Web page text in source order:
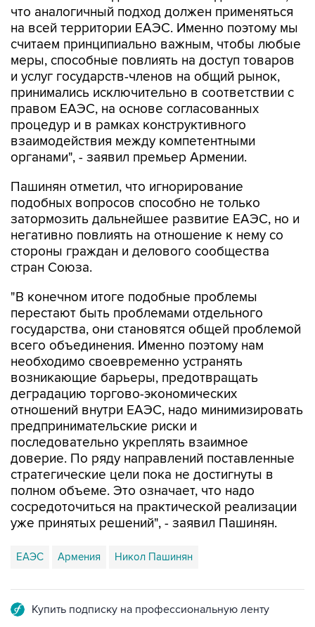
что аналогичный подход должен применяться
на всей территории ЕАЭС. Именно поэтому мы
считаем принципиально важным, чтобы любые
меры, способные повлиять на доступ товаров
и услуг государств-членов на общий рынок,
принимались исключительно в соответствии с
правом ЕАЭС, на основе согласованных
процедур и в рамках конструктивного
взаимодействия между компетентными
органами", - заявил премьер Армении.
Пашинян отметил, что игнорирование
подобных вопросов способно не только
затормозить дальнейшее развитие ЕАЭС, но и
негативно повлиять на отношение к нему со
стороны граждан и делового сообщества
стран Союза.
"В конечном итоге подобные проблемы
перестают быть проблемами отдельного
государства, они становятся общей проблемой
всего объединения. Именно поэтому нам
необходимо своевременно устранять
возникающие барьеры, предотвращать
деградацию торгово-экономических
отношений внутри ЕАЭС, надо минимизировать
предпринимательские риски и
последовательно укреплять взаимное
доверие. По ряду направлений поставленные
стратегические цели пока не достигнуты в
полном объеме. Это означает, что надо
сосредоточиться на практической реализации
уже принятых решений", - заявил Пашинян.
ЕАЭС Армения Никол Пашинян
Купить подписку на профессиональную ленту